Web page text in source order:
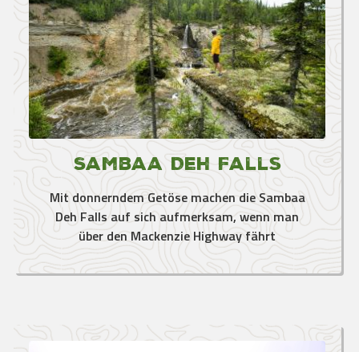
Sambaa Deh Falls
Mit donnerndem Getöse machen die Sambaa
Deh Falls auf sich aufmerksam, wenn man
über den Mackenzie Highway fährt